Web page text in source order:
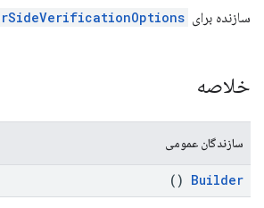
سازنده برای
خلاصه
سازندگان عمومی
Builder
()